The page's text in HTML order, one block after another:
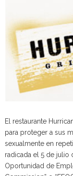
El restaurante
para proteger a sus
sexualmente en
radicada el 5 de julio
Oportunidad de